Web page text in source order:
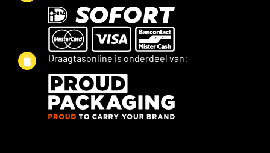
Draagtasonline is onderdeel van: